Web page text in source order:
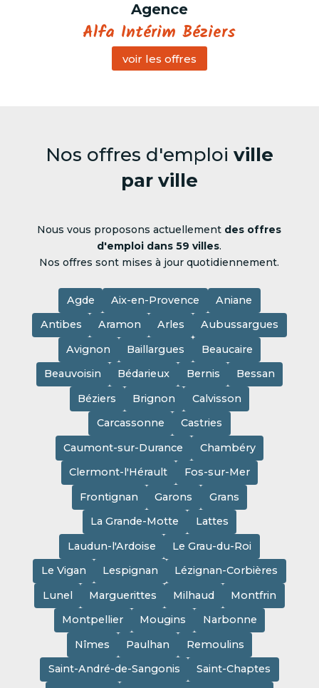
Agence
Alfa Intérim Béziers
voir les offres
Nos offres d'emploi ville
par ville
Nous vous proposons actuellement des offres
d'emploi dans 59 villes.
Nos offres sont mises à jour quotidiennement.
Agde Aix-en-Provence
Aniane
Antibes
Aramon Arles
Aubussargues
Avignon
Baillargues
Beaucaire
Beauvoisin
Bédarieux Bernis
Bessan
Béziers
Brignon
Calvisson
Carcassonne
Castries
Caumont-sur-Durance
Chambéry
Clermont-l'Hérault
Fos-sur-Mer
Frontignan
Garons
Grans
La Grande-Motte
Lattes
Laudun-l'Ardoise
Le Grau-du-Roi
Le Vigan
Lespignan
Lézignan-Corbières
Lunel
Marguerittes Milhaud
Montfrin
Montpellier
Mougins
Narbonne
Nîmes
Paulhan
Remoulins
Saint-André-de-Sangonis
Saint-Chaptes